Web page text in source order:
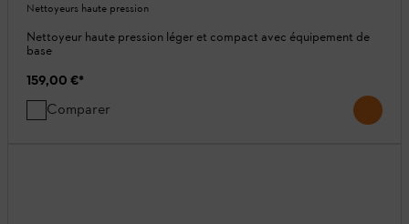
Nettoyeurs haute pression
Nettoyeur haute pression léger et compact avec équipement de
base
159,00 €*
Comparer